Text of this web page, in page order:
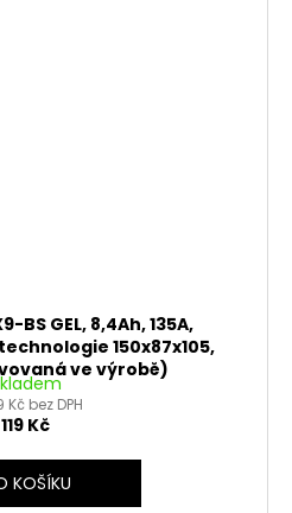
BS GEL, 8,4Ah, 135A,
150x87x105,
ve výrobě)
Kč bez DPH
Kč
KOŠÍKU